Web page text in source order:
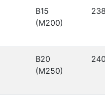
В15
(М200)
В20
(М250)